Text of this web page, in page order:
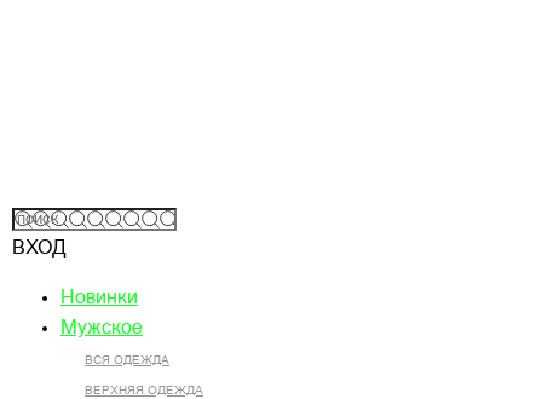
ВХОД
Новинки
Мужское
ВСЯ ОДЕЖДА
ВЕРХНЯЯ ОДЕЖДА